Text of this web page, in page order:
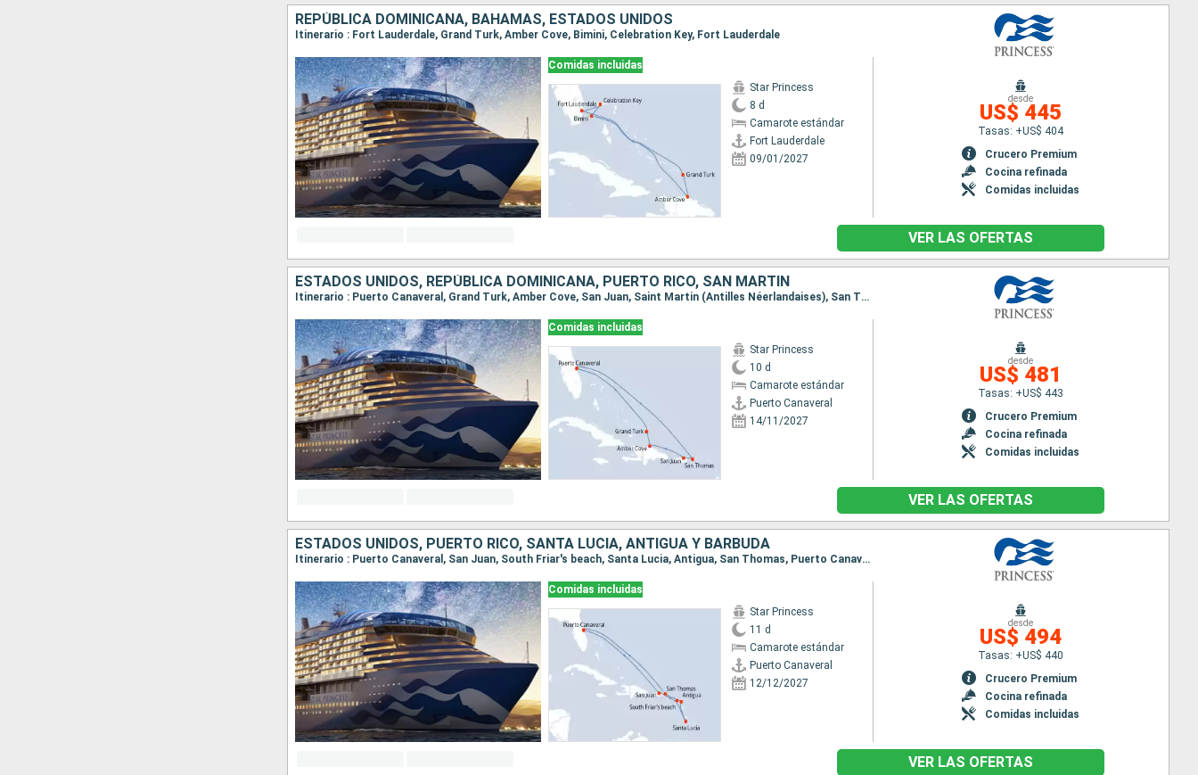
REPÚBLICA DOMINICANA, BAHAMAS, ESTADOS UNIDOS
Itinerario : Fort Lauderdale, Grand Turk, Amber Cove, Bimini, Celebration Key, Fort Lauderdale
Comidas incluidas
Star Princess
8 d
Camarote estándar
Fort Lauderdale
09/01/2027
desde
US$ 445
Tasas: +US$ 404
Crucero Premium
Cocina refinada
Comidas incluidas
VER LAS OFERTAS
ESTADOS UNIDOS, REPÚBLICA DOMINICANA, PUERTO RICO, SAN MARTÍN
Itinerario : Puerto Canaveral, Grand Turk, Amber Cove, San Juan, Saint Martin (Antilles Néerlandaises), San Thomas, Puerto Canaveral
Comidas incluidas
Star Princess
10 d
Camarote estándar
Puerto Canaveral
14/11/2027
desde
US$ 481
Tasas: +US$ 443
Crucero Premium
Cocina refinada
Comidas incluidas
VER LAS OFERTAS
ESTADOS UNIDOS, PUERTO RICO, SANTA LUCIA, ANTIGUA Y BARBUDA
Itinerario : Puerto Canaveral, San Juan, South Friar's beach, Santa Lucia, Antigua, San Thomas, Puerto Canaveral
Comidas incluidas
Star Princess
11 d
Camarote estándar
Puerto Canaveral
12/12/2027
desde
US$ 494
Tasas: +US$ 440
Crucero Premium
Cocina refinada
Comidas incluidas
VER LAS OFERTAS